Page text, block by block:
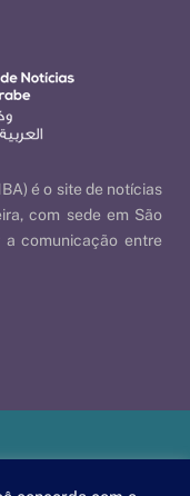
é o site de notícias
com sede em São
a comunicação entre